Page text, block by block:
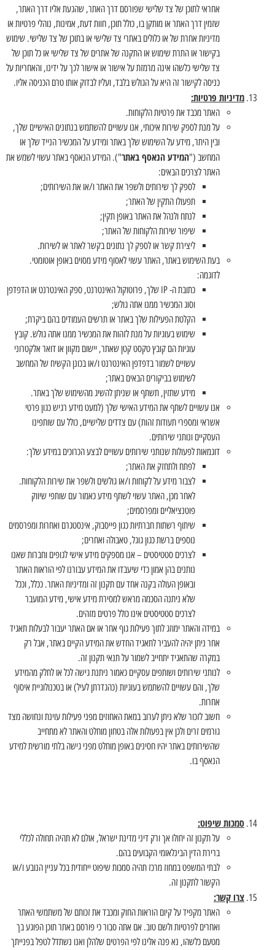
אחראי לתוכן של צד שלישי שפורסם דרך האתר, שהגעת אליו דרך האתר,
שזמין דרך האתר או מותקן בו, כולל תוכן, חוות דעת, אמינות, נוהלי פרטיות או
מדיניות אחרת של או כלולים באתרי צד שלישי או בתוכן של צד שלישי. שימוש
בקישור או התרת שימוש או התקנה של אתרים של צד שלישי או כל תוכן של
צד שלישי כלשהו אינה מרמזת על אישור או אישור לכך על ידינו, והאחריות על
כניסה לקישור זה היא על הגולש בלבד, ועליו לבדוק אותו טרם הכניסה אליו.
מדיניות פרטיות:
האתר מכבד את פרטיות הלקוחות.
על מנת לספק שירות איכותי, אנו עשויים להשתמש בנתונים האישיים שלך,
ובין היתר, מידע על השימוש שלך באתר ומידע על המכשיר הנייד שלך או
המחשב ("המידע הנאסף באתר"). המידע הנאסף באתר עשוי לשמש את
האתר לצרכים הבאים:
לספק לך שירותים ולשפר את האתר ו/או את השירותים;
תפעולו התקין של האתר;
לנתח ולנהל את האתר באופן תקין;
שיפור שירות הלקוחות של האתר;
ליצירת קשר או לספק לך נתונים בקשר לאתר או לשירות.
בעת השימוש באתר, האתר עשוי לאסוף מידע מסוים באופן אוטומטי.
לדוגמה:
כתובת ה- IP שלך, פרוטוקול האינטרנט, ספק האינטרנט או הדפדפן
וסוג המכשיר ממנו אתה גולש;
הקלטת הפעילות שלך באתר או תרשים העמודים בהם ביקרת;
שימוש בעוגיות על מנת לזהות את המכשיר ממנו אתה גולש. קובץ
עוגיות הם קובץ טקסט קטן שאתר, יישום מקוון או דואר אלקטרוני
עשויים לשמור בדפדפן האינטרנט ו/או בכונן הקשיח של המחשב
לשימוש בביקורים הבאים באתר;
מידע שתזין, תשתף או שניתן להשיג מהשימוש שלך באתר.
אנו עשויים לשתף את המידע האישי שלך (למעט מידע רגיש כגון פרטי
אשראי ומספרי תעודות זהות) עם צדדים שלישיים, כולל עם שותפינו
העסקיים ונותני שירותים.
דוגמאות לפעולות שנותני שירותים עשויים לבצע הכרוכים במידע שלך:
לפתח ולתחזק את האתר;
לצבור מידע על לקוחות ו/או גולשים ולשפר את שירות הלקוחות.
לאחר מכן, האתר עשוי לשתף מידע כאמור עם שותפי שיווק
פוטנציאליים ומפרסמים;
שיתוף רשתות חברתיות כגון פייסבוק, אינסטגרם ואחרות ומפרסמים
נוספים ברשת כגון גוגל, טאבולה ואחרים;
לצרכים סטטיסטים – אנו מספקים מידע אישי לגופים וחברות שאנו
נותנים בהן אמון כדי שיעבדו את המידע עבורנו לפי הוראות האתר
ובאופן העולה בקנה אחד עם תקנון זה ומדיניות האתר. ככלל, וככל
שלא ניתנה הסכמה מראש למסירת מידע אישי, מידע המועבר
לצרכים סטטיסטים אינו כולל פרטים מזהים.
במידה והאתר ימוזג לתוך פעילות גוף אחר או אם האתר יעבור לבעלות תאגיד
אחר ניתן יהיה להעביר לתאגיד החדש את המידע הקיים באתר, אבל רק
במקרה שהתאגיד יתחייב לשמור על תנאי תקנון זה.
לנותני שירותים ושותפים עסקיים כאמור ניתנת גישה לכל או לחלק מהמידע
שלך, והם עשויים להשתמש בעוגיות (כהגדרתן לעיל) או בטכנולוגיית איסוף
אחרות.
חשוב לזכור שלא ניתן לערוב במאת האחוזים מפני פעילות עוינת ונחושה מצד
גורמים זרים ולכן אין בפעולות אלה בטחון מוחלט והאתר לא מתחייב
שהשירותים באתר יהיו חסינים באופן מוחלט מפני גישה בלתי מורשית למידע
הנאסף בו.
סמכות שיפוט:
על תקנון זה יחולו אך ורק דיני מדינת ישראל, אולם לא תהיה תחולה לכללי
ברירת הדין הבינלאומי הקבועים בהם.
לבתי המשפט במחוז מרכז תהיה סמכות שיפוט ייחודית בכל עניין הנובע ו/או
הקשור לתקנון זה.
צרו קשר:
האתר מקפיד על קיום הוראות החוק ומכבד את זכותם של משתמשי האתר
ואחרים לפרטיות ולשם טוב. אם אתה סבור כי פורסם באתר תוכן הפוגע בך
מטעם כלשהו, נא פנה אלינו לפי הפרטים שלהלן ואנו נשתדל לטפל בפנייתך